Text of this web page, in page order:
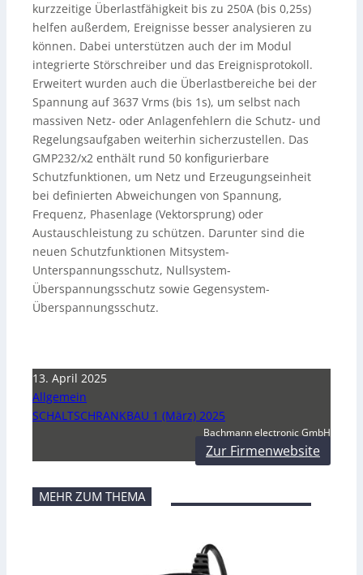
kurzzeitige Überlastfähigkeit bis zu 250A (bis 0,25s)
helfen außerdem, Ereignisse besser analysieren zu
können. Dabei unterstützen auch der im Modul
integrierte Störschreiber und das Ereignisprotokoll.
Erweitert wurden auch die Überlastbereiche bei der
Spannung auf 3637 Vrms (bis 1s), um selbst nach
massiven Netz- oder Anlagenfehlern die Schutz- und
Regelungsaufgaben weiterhin sicherzustellen. Das
GMP232/x2 enthält rund 50 konfigurierbare
Schutzfunktionen, um Netz und Erzeugungseinheit
bei definierten Abweichungen von Spannung,
Frequenz, Phasenlage (Vektorsprung) oder
Austauschleistung zu schützen. Darunter sind die
neuen Schutzfunktionen Mitsystem-
Unterspannungsschutz, Nullsystem-
Überspannungsschutz sowie Gegensystem-
Überspannungsschutz.
13. April 2025
Allgemein
SCHALTSCHRANKBAU 1 (März) 2025
Bachmann electronic GmbH
Zur Firmenwebsite
MEHR ZUM THEMA